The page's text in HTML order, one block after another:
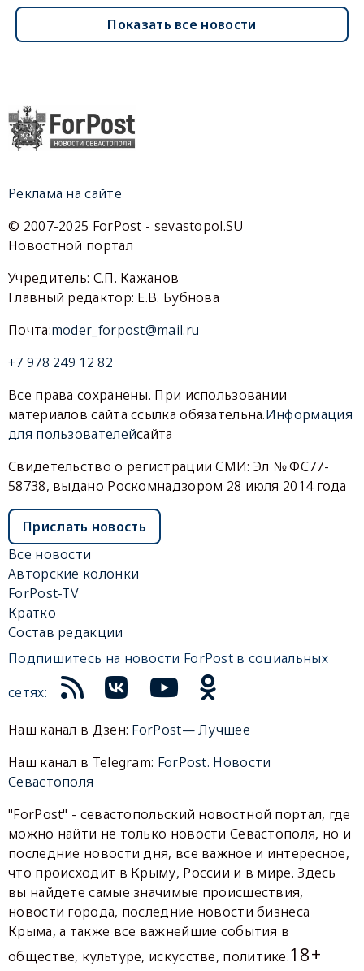
Показать все новости
Реклама на сайте
© 2007-2025 ForPost - sevastopol.SU
Новостной портал
Учредитель: С.П. Кажанов
Главный редактор: Е.В. Бубнова
Почта:moder_forpost@mail.ru
+7 978 249 12 82
Все права сохранены. При использовании
материалов сайта ссылка обязательна.Информация
для пользователейсайта
Свидетельство о регистрации СМИ: Эл № ФС77-
58738, выдано Роскомнадзором 28 июля 2014 года
Прислать новость
Все новости
Авторские колонки
ForPost-TV
Кратко
Состав редакции
Подпишитесь на новости ForPost в социальных
сетях:
Наш канал в Дзен: ForPost— Лучшее
Наш канал в Telegram: ForPost. Новости
Севастополя
"ForPost" - севастопольский новостной портал, где
можно найти не только новости Севастополя, но и
последние новости дня, все важное и интересное,
что происходит в Крыму, России и в мире. Здесь
вы найдете самые значимые происшествия,
новости города, последние новости бизнеса
Крыма, а также все важнейшие события в
обществе, культуре, искусстве, политике.18+